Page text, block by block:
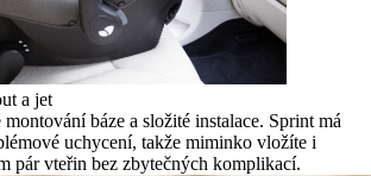
a jet
báze a složité instalace. Sprint má
uchycení, takže miminko vložíte i
pár vteřin bez zbytečných komplikací.